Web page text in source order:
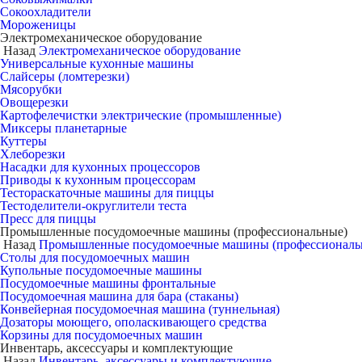
Сокоохладители
Мороженицы
Электромеханическое оборудование
Назад Электромеханическое оборудование
Универсальные кухонные машины
Слайсеры (ломтерезки)
Мясорубки
Овощерезки
Картофелечистки электрические (промышленные)
Миксеры планетарные
Куттеры
Хлеборезки
Насадки для кухонных процессоров
Приводы к кухонным процессорам
Тестораскаточные машины для пиццы
Тестоделители-округлители теста
Пресс для пиццы
Промышленные посудомоечные машины (профессиональные)
Назад Промышленные посудомоечные машины
Столы для посудомоечных машин
Купольные посудомоечные машины
Посудомоечные машины фронтальные
Посудомоечная машина для бара (стаканы)
Конвейерная посудомоечная машина (туннельная)
Дозаторы моющего, ополаскивающего средства
Корзины для посудомоечных машин
Инвентарь, аксессуары и комплектующие